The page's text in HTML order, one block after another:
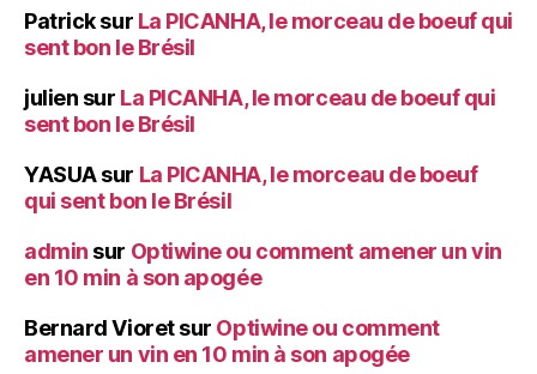
Patricksur La PICANHA, le morceau de boeuf qui
sent bon le Brésil
julien sur La PICANHA, le morceau de boeuf qui
sent bon le Brésil
YASUAsur La PICANHA, le morceau de boeuf
qui sent bon le Brésil
admin sur Optiwine ou comment amener un vin
en 10 min à son apogée
Bernard Vioretsur Optiwine ou comment
amener un vin en 10 min à son apogée